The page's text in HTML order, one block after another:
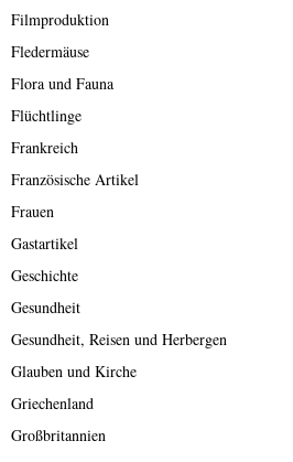
Filmproduktion
Fledermäuse
Flora und Fauna
Flüchtlinge
Frankreich
Französische Artikel
Frauen
Gastartikel
Geschichte
Gesundheit
Gesundheit, Reisen und Herbergen
Glauben und Kirche
Griechenland
Großbritannien